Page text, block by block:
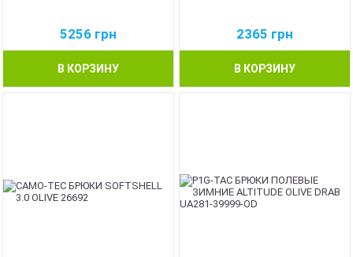
5256 грн
В КОРЗИНУ
2365 грн
В КОРЗИНУ